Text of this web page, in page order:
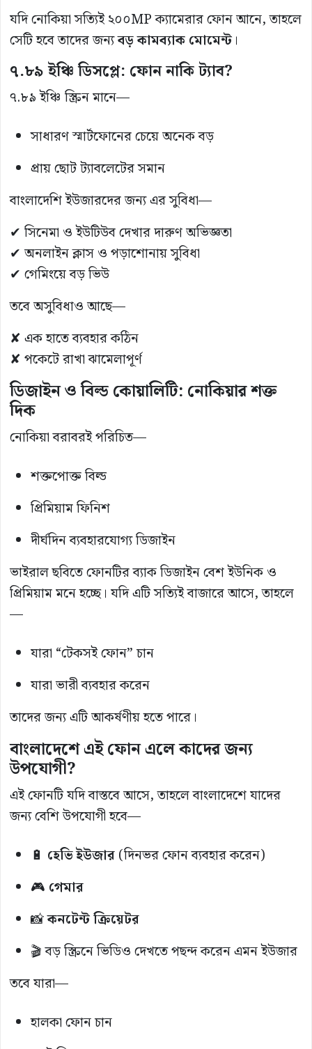
যদি নোকিয়া সত্যিই ২০০MP ক্যামেরার ফোন আনে, তাহলে
সেটি হবে তাদের জন্যবড় কামব্যাক মোমেন্ট।
৭.৮৯ ইঞ্চি ডিসপ্লে: ফোন নাকি ট্যাব?
৭.৮৯ ইঞ্চি স্ক্রিন মানে—
সাধারণ স্মার্টফোনের চেয়ে অনেক বড়
প্রায় ছোট ট্যাবলেটের সমান
বাংলাদেশি ইউজারদের জন্য এর সুবিধা—
✔ সিনেমা ও ইউটিউব দেখার দারুণ অভিজ্ঞতা
✔ অনলাইন ক্লাস ও পড়াশোনায় সুবিধা
✔ গেমিংয়ে বড় ভিউ
তবে অসুবিধাও আছে—
✘ এক হাতে ব্যবহার কঠিন
✘ পকেটে রাখা ঝামেলাপূর্ণ
ডিজাইন ও বিল্ড কোয়ালিটি: নোকিয়ার শক্ত
দিক
নোকিয়া বরাবরই পরিচিত—
শক্তপোক্ত বিল্ড
প্রিমিয়াম ফিনিশ
দীর্ঘদিন ব্যবহারযোগ্য ডিজাইন
ভাইরাল ছবিতে ফোনটির ব্যাক ডিজাইন বেশ ইউনিক ও
প্রিমিয়াম মনে হচ্ছে। যদি এটি সত্যিই বাজারে আসে, তাহলে
—
যারা “টেকসই ফোন” চান
যারা ভারী ব্যবহার করেন
তাদের জন্য এটি আকর্ষণীয় হতে পারে।
বাংলাদেশে এই ফোন এলে কাদের জন্য
উপযোগী?
এই ফোনটি যদি বাস্তবে আসে, তাহলে বাংলাদেশে যাদের
জন্য বেশি উপযোগী হবে—
🔋 হেভি ইউজার(দিনভর ফোন ব্যবহার করেন)
🎮 গেমার
📸কনটেন্ট ক্রিয়েটর
🎬 বড় স্ক্রিনে ভিডিও দেখতে পছন্দ করেন এমন ইউজার
তবে যারা—
হালকা ফোন চান